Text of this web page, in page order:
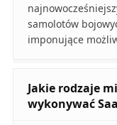
samolotów
imponujące
Jakie rodzaje
wykonywać